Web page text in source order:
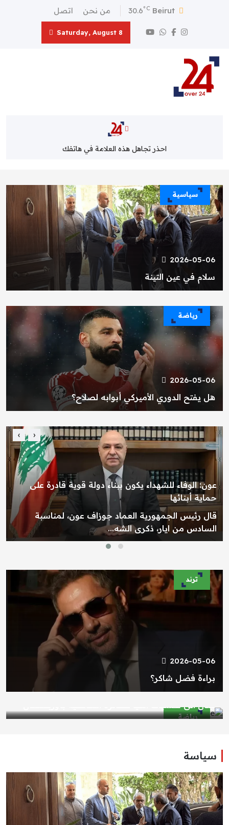
30.6°C Beirut من نحن اتصل
Saturday, August 8
احذر تجاهل هذه العلامة في هاتفك
2026-05-06
سلام في عين التينة
سياسية
2026-05-06
هل يفتح الدوري الأميركي أبوابه لصلاح؟
رياضة
عون: الوفاء للشهداء يكون ببناء دولة قوية قادرة على
حماية أبنائها
قال رئيس الجمهورية العماد جوزاف عون، لمناسبة
السادس من ايار، ذكرى الشه...
‹
›
2026-05-06
براءة فضل شاكر؟
ترند
لبنان الى تصفيات آسيا للطائرة الشاطئية بأوزبكستان
رياضة
سياسة